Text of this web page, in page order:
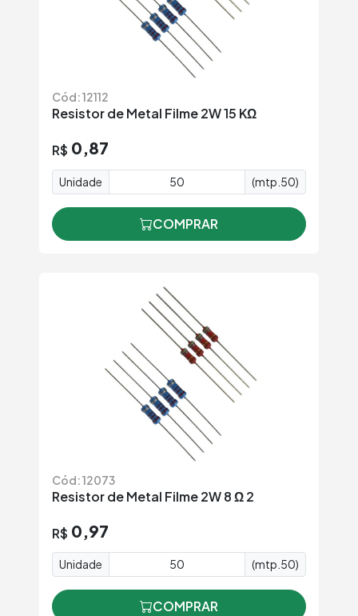
Cód: 12112
Resistor de Metal Filme 2W 15 KΩ
R$ 0,87
Unidade (mtp.50)
COMPRAR
Cód: 12073
Resistor de Metal Filme 2W 8 Ω 2
R$ 0,97
Unidade (mtp.50)
COMPRAR